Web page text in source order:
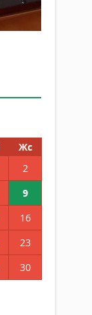
Жс
2
9
16
23
30